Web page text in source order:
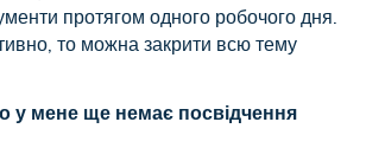
протягом одного робочого дня.
то можна закрити всю тему
у мене ще немає посвідчення